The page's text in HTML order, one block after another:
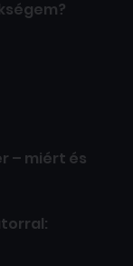
– miért és